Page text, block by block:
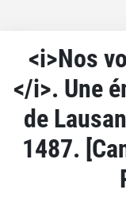
<i>Nos
</i>. Une
de
1487.